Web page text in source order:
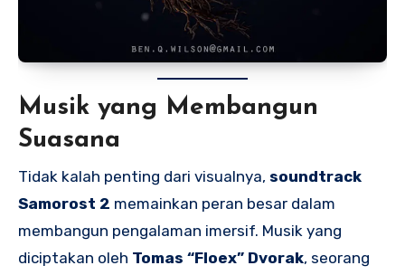
Musik yang Membangun
Suasana
Tidak kalah penting dari visualnya, soundtrack
Samorost 2 memainkan peran besar dalam
membangun pengalaman imersif. Musik yang
diciptakan oleh Tomas “Floex” Dvorak, seorang